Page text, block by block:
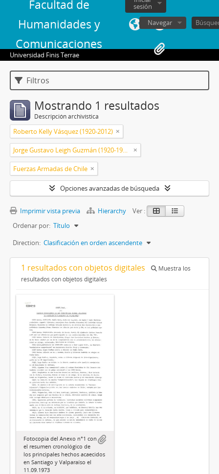
Facultad de
Humanidades y
Comunicaciones
sesión
Navegar
Universidad Finis Terrae
Filtros
Mostrando 1 resultados
Descripción archivística
Roberto Kelly Vásquez (1920-2012)
Jorge Gustavo Leigh Guzmán (1920-1999)
Fuerzas Armadas de Chile
Opciones avanzadas de búsqueda
Imprimir vista previa Hierarchy
Ver :
Ordenar por: Título
Direction: Clasificación en orden ascendente
1 resultados con objetos digitales
Muestra los
resultados con objetos digitales
Fotocopia del Anexo n°1 con
el resumen cronológico de
los principales hechos acaecidos
en Santiago y Valparaíso el
11.09.1973